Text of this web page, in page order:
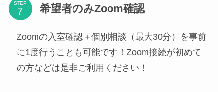
STEP 希望者のみZoom確認
Zoomの入室確認＋個別相談（最大30分）を事前
に1度行うことも可能です！Zoom接続が初めて
の方などは是非ご利用ください！